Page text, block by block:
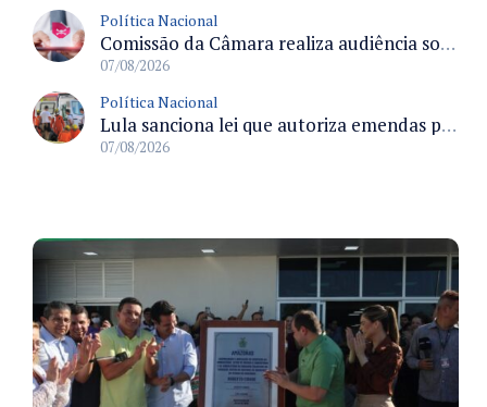
Política Nacional
Comissão da Câmara realiza audiência sobre apostas online para medir o tamanho do mercado ilegal
07/08/2026
Política Nacional
Lula sanciona lei que autoriza emendas parlamentares para atendimento pré-hospitalar pelos bombeiros
07/08/2026